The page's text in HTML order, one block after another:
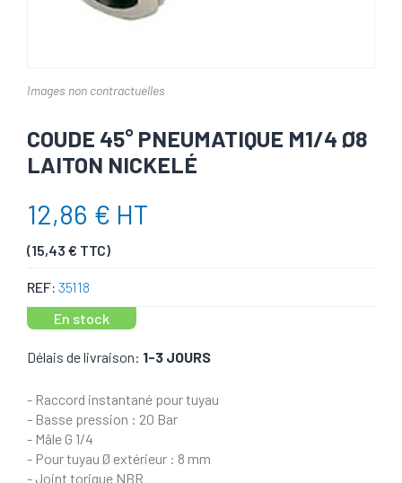
Images non contractuelles
COUDE 45° PNEUMATIQUE M1/4 Ø8
LAITON NICKELÉ
12,86 € HT
(15,43 € TTC)
REF: 35118
En stock
Délais de livraison: 1-3 JOURS
- Raccord instantané pour tuyau
- Basse pression : 20 Bar
- Mâle G 1/4
- Pour tuyau Ø extérieur : 8 mm
- Joint torique NBR